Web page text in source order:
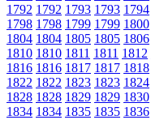
1792 1792 1793 1793 1794
1798 1798 1799 1799 1800
1804 1804 1805 1805 1806
1810 1810 1811 1811 1812
1816 1816 1817 1817 1818
1822 1822 1823 1823 1824
1828 1828 1829 1829 1830
1834 1834 1835 1835 1836